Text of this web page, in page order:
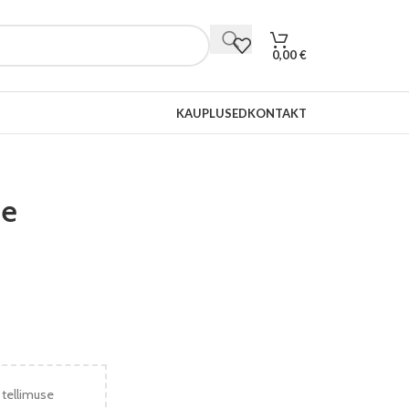
0,00€
KAUPLUSEDKONTAKT